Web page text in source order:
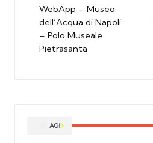
navigation
WebApp – Museo
dell’Acqua di Napoli
– Polo Museale
Pietrasanta